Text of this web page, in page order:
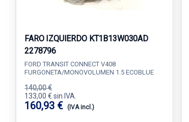
FARO IZQUIERDO KT1B13W030AD
2278796
FORD TRANSIT CONNECT V408
FURGONETA/MONOVOLUMEN 1.5 ECOBLUE
140,00 €
133,00 € sin IVA.
160,93 € (IVA incl.)